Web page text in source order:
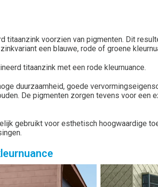
titaanzink voorzien van pigmenten. Dit
een blauwe, rode of groene
titaanzink met een rode kleurnuance.
duurzaamheid, goede
De pigmenten zorgen tevens voor een
gebruikt voor esthetisch hoogwaardige